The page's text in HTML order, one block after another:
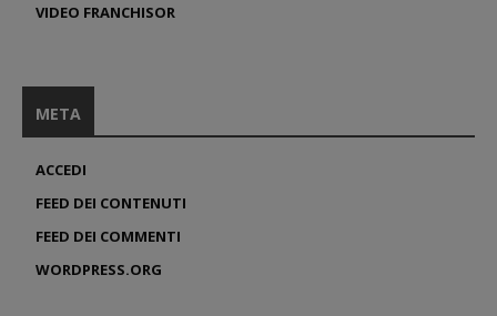
VIDEO FRANCHISOR
META
ACCEDI
FEED DEI CONTENUTI
FEED DEI COMMENTI
WORDPRESS.ORG